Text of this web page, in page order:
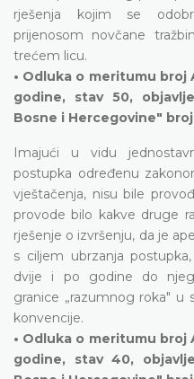
rješenja kojim se
prijenosom novčane
trećem licu.
• Odluka o meritumu broj
godine, stav 50,
Bosne i Hercegovine"
Imajući u vidu
postupka određenu
vještačenja, nisu bile
provode bilo kakve druge
rješenje o izvršenju, da je
s ciljem ubrzanja
dvije i po godine do
granice „razumnog roka" u
konvencije.
• Odluka o meritumu broj
godine, stav 40,